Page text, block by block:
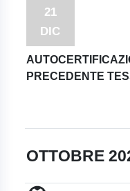
21
DIC
PRECEDENTE
OTTOBRE